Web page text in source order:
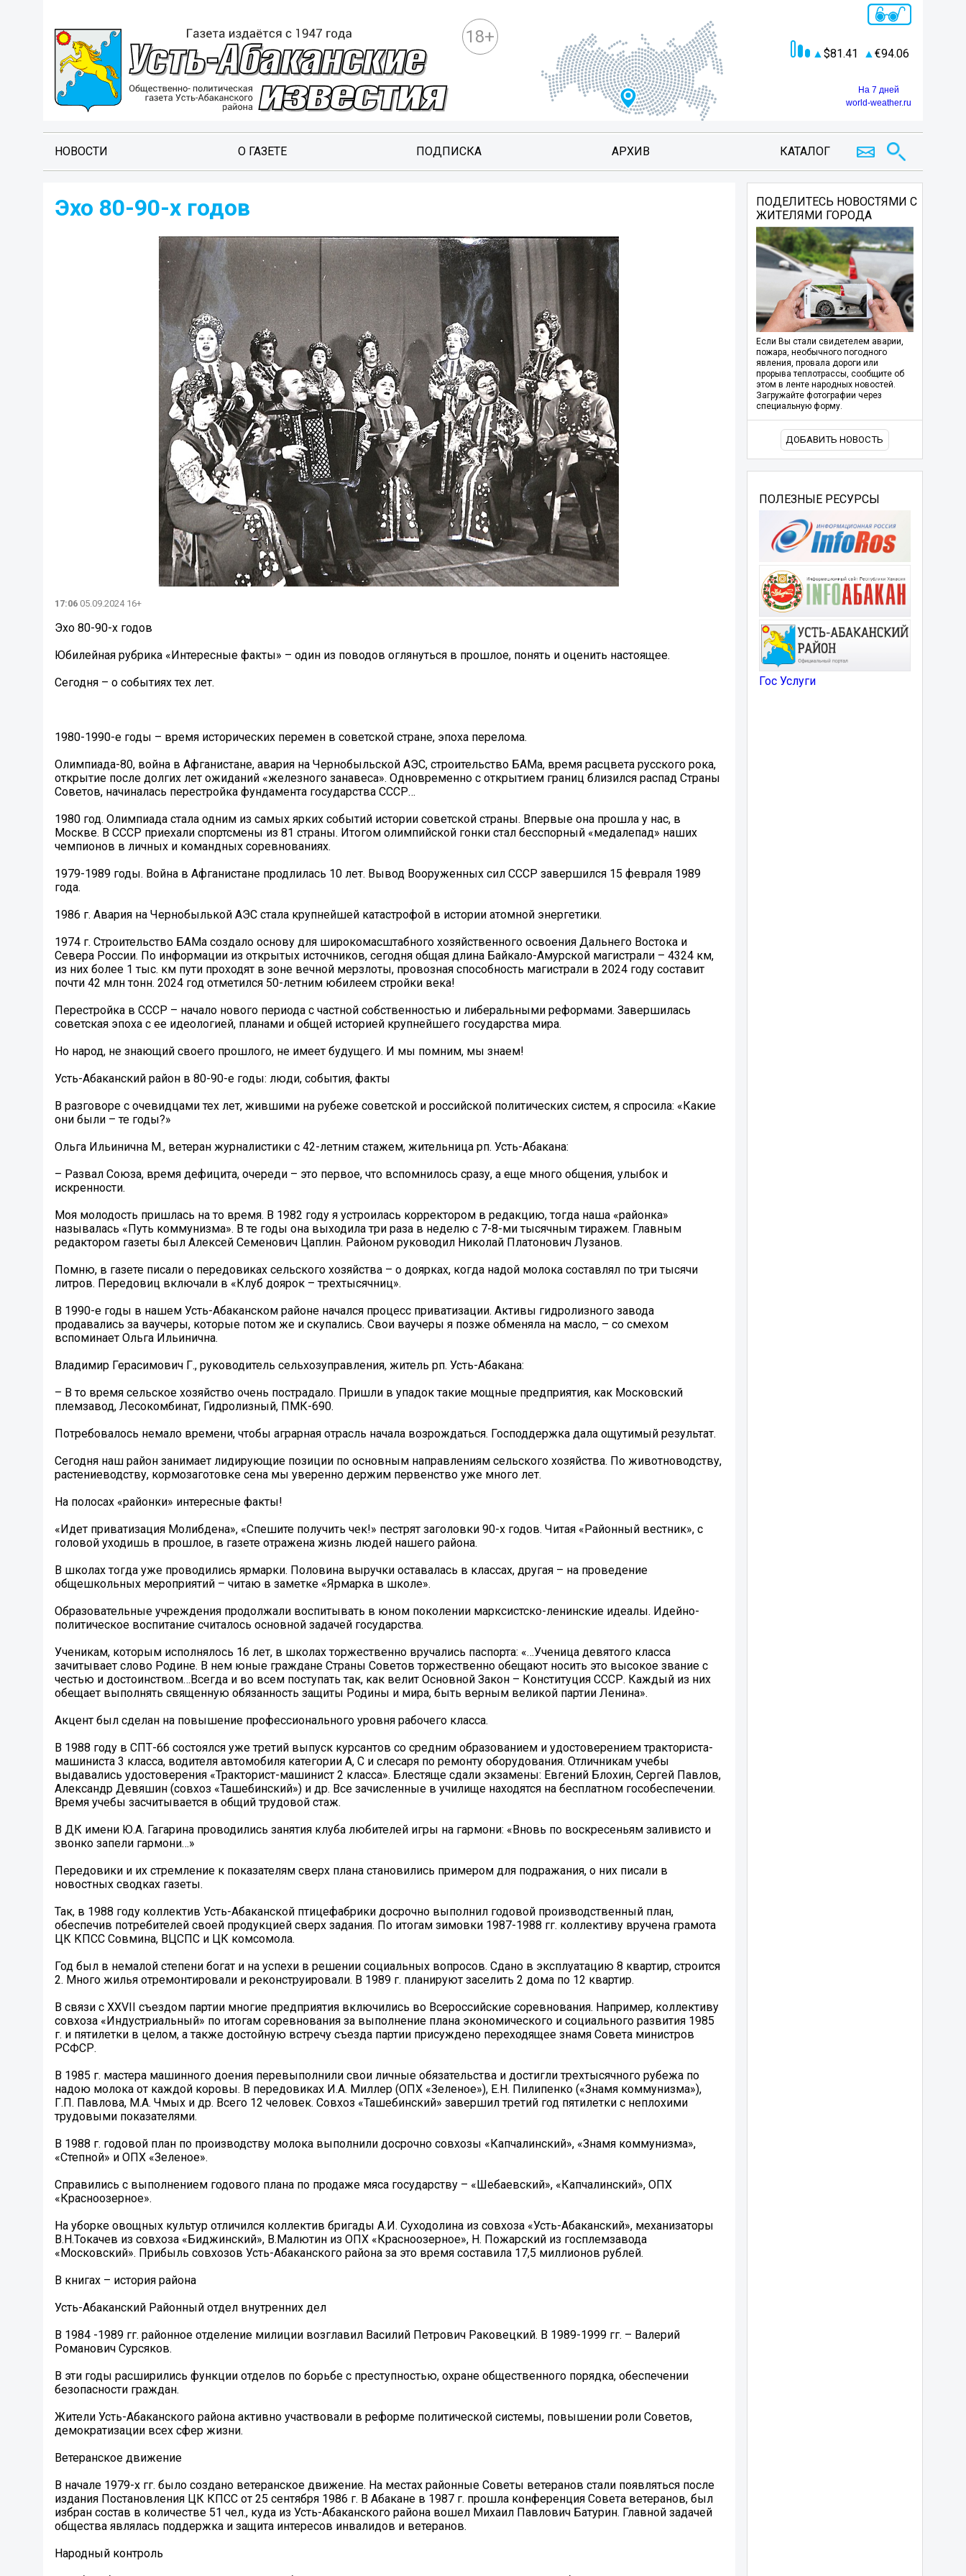
18+
81.41 94.06
На 7 дней
world-weather.ru
НОВОСТИ О ГАЗЕТЕ ПОДПИСКА АРХИВ КАТАЛОГ
Эхо 80-90-х годов
17:06 05.09.2024 16+
Эхо 80-90-х годов
Юбилейная рубрика «Интересные факты» – один из поводов оглянуться в прошлое, понять и оценить настоящее.
Сегодня – о событиях тех лет.
1980-1990-е годы – время исторических перемен в советской стране, эпоха перелома.
Олимпиада-80, война в Афганистане, авария на Чернобыльской АЭС, строительство БАМа, время расцвета русского рока,
открытие после долгих лет ожиданий «железного занавеса». Одновременно с открытием границ близился распад Страны
Советов, начиналась перестройка фундамента государства СССР…
1980 год. Олимпиада стала одним из самых ярких событий истории советской страны. Впервые она прошла у нас, в
Москве. В СССР приехали спортсмены из 81 страны. Итогом олимпийской гонки стал бесспорный «медалепад» наших
чемпионов в личных и командных соревнованиях.
1979-1989 годы. Война в Афганистане продлилась 10 лет. Вывод Вооруженных сил СССР завершился 15 февраля 1989
года.
1986 г. Авария на Чернобылькой АЭС стала крупнейшей катастрофой в истории атомной энергетики.
1974 г. Строительство БАМа создало основу для широкомасштабного хозяйственного освоения Дальнего Востока и
Севера России. По информации из открытых источников, сегодня общая длина Байкало-Амурской магистрали – 4324 км,
из них более 1 тыс. км пути проходят в зоне вечной мерзлоты, провозная способность магистрали в 2024 году составит
почти 42 млн тонн. 2024 год отметился 50-летним юбилеем стройки века!
Перестройка в СССР – начало нового периода с частной собственностью и либеральными реформами. Завершилась
советская эпоха с ее идеологией, планами и общей историей крупнейшего государства мира.
Но народ, не знающий своего прошлого, не имеет будущего. И мы помним, мы знаем!
Усть-Абаканский район в 80-90-е годы: люди, события, факты
В разговоре с очевидцами тех лет, жившими на рубеже советской и российской политических систем, я спросила: «Какие
они были – те годы?»
Ольга Ильинична М., ветеран журналистики с 42-летним стажем, жительница рп. Усть-Абакана:
– Развал Союза, время дефицита, очереди – это первое, что вспомнилось сразу, а еще много общения, улыбок и
искренности.
Моя молодость пришлась на то время. В 1982 году я устроилась корректором в редакцию, тогда наша «районка»
называлась «Путь коммунизма». В те годы она выходила три раза в неделю с 7-8-ми тысячным тиражем. Главным
редактором газеты был Алексей Семенович Цаплин. Районом руководил Николай Платонович Лузанов.
Помню, в газете писали о передовиках сельского хозяйства – о доярках, когда надой молока составлял по три тысячи
литров. Передовиц включали в «Клуб доярок – трехтысячниц».
В 1990-е годы в нашем Усть-Абаканском районе начался процесс приватизации. Активы гидролизного завода
продавались за ваучеры, которые потом же и скупались. Свои ваучеры я позже обменяла на масло, – со смехом
вспоминает Ольга Ильинична.
Владимир Герасимович Г., руководитель сельхозуправления, житель рп. Усть-Абакана:
– В то время сельское хозяйство очень пострадало. Пришли в упадок такие мощные предприятия, как Московский
племзавод, Лесокомбинат, Гидролизный, ПМК-690.
Потребовалось немало времени, чтобы аграрная отрасль начала возрождаться. Господдержка дала ощутимый результат.
Сегодня наш район занимает лидирующие позиции по основным направлениям сельского хозяйства. По животноводству,
растениеводству, кормозаготовке сена мы уверенно держим первенство уже много лет.
На полосах «районки» интересные факты!
«Идет приватизация Молибдена», «Спешите получить чек!» пестрят заголовки 90-х годов. Читая «Районный вестник», с
головой уходишь в прошлое, в газете отражена жизнь людей нашего района.
В школах тогда уже проводились ярмарки. Половина выручки оставалась в классах, другая – на проведение
общешкольных мероприятий – читаю в заметке «Ярмарка в школе».
Образовательные учреждения продолжали воспитывать в юном поколении марксистско-ленинские идеалы. Идейно-
политическое воспитание считалось основной задачей государства.
Ученикам, которым исполнялось 16 лет, в школах торжественно вручались паспорта: «…Ученица девятого класса
зачитывает слово Родине. В нем юные граждане Страны Советов торжественно обещают носить это высокое звание с
честью и достоинством…Всегда и во всем поступать так, как велит Основной Закон – Конституция СССР. Каждый из них
обещает выполнять священную обязанность защиты Родины и мира, быть верным великой партии Ленина».
Акцент был сделан на повышение профессионального уровня рабочего класса.
В 1988 году в СПТ-66 состоялся уже третий выпуск курсантов со средним образованием и удостоверением тракториста-
машиниста 3 класса, водителя автомобиля категории А, С и слесаря по ремонту оборудования. Отличникам учебы
выдавались удостоверения «Тракторист-машинист 2 класса». Блестяще сдали экзамены: Евгений Блохин, Сергей Павлов,
Александр Девяшин (совхоз «Ташебинский») и др. Все зачисленные в училище находятся на бесплатном гособеспечении.
Время учебы засчитывается в общий трудовой стаж.
В ДК имени Ю.А. Гагарина проводились занятия клуба любителей игры на гармони: «Вновь по воскресеньям заливисто и
звонко запели гармони…»
Передовики и их стремление к показателям сверх плана становились примером для подражания, о них писали в
новостных сводках газеты.
Так, в 1988 году коллектив Усть-Абаканской птицефабрики досрочно выполнил годовой производственный план,
обеспечив потребителей своей продукцией сверх задания. По итогам зимовки 1987-1988 гг. коллективу вручена грамота
ЦК КПСС Совмина, ВЦСПС и ЦК комсомола.
Год был в немалой степени богат и на успехи в решении социальных вопросов. Сдано в эксплуатацию 8 квартир, строится
2. Много жилья отремонтировали и реконструировали. В 1989 г. планируют заселить 2 дома по 12 квартир.
В связи с ХХVII съездом партии многие предприятия включились во Всероссийские соревнования. Например, коллективу
совхоза «Индустриальный» по итогам соревнования за выполнение плана экономического и социального развития 1985
г. и пятилетки в целом, а также достойную встречу съезда партии присуждено переходящее знамя Совета министров
РСФСР.
В 1985 г. мастера машинного доения перевыполнили свои личные обязательства и достигли трехтысячного рубежа по
надою молока от каждой коровы. В передовиках И.А. Миллер (ОПХ «Зеленое»), Е.Н. Пилипенко («Знамя коммунизма»),
Г.П. Павлова, М.А. Чмых и др. Всего 12 человек. Совхоз «Ташебинский» завершил третий год пятилетки с неплохими
трудовыми показателями.
В 1988 г. годовой план по производству молока выполнили досрочно совхозы «Капчалинский», «Знамя коммунизма»,
«Степной» и ОПХ «Зеленое».
Справились с выполнением годового плана по продаже мяса государству – «Шебаевский», «Капчалинский», ОПХ
«Красноозерное».
На уборке овощных культур отличился коллектив бригады А.И. Суходолина из совхоза «Усть-Абаканский», механизаторы
В.Н.Токачев из совхоза «Биджинский», В.Малютин из ОПХ «Красноозерное», Н. Пожарский из госплемзавода
«Московский». Прибыль совхозов Усть-Абаканского района за это время составила 17,5 миллионов рублей.
В книгах – история района
Усть-Абаканский Районный отдел внутренних дел
В 1984 -1989 гг. районное отделение милиции возглавил Василий Петрович Раковецкий. В 1989-1999 гг. – Валерий
Романович Сурсяков.
В эти годы расширились функции отделов по борьбе с преступностью, охране общественного порядка, обеспечении
безопасности граждан.
Жители Усть-Абаканского района активно участвовали в реформе политической системы, повышении роли Советов,
демократизации всех сфер жизни.
Ветеранское движение
В начале 1979-х гг. было создано ветеранское движение. На местах районные Советы ветеранов стали появляться после
издания Постановления ЦК КПСС от 25 сентября 1986 г. В Абакане в 1987 г. прошла конференция Совета ветеранов, был
избран состав в количестве 51 чел., куда из Усть-Абаканского района вошел Михаил Павлович Батурин. Главной задачей
общества являлась поддержка и защита интересов инвалидов и ветеранов.
Народный контроль
ПОДЕЛИТЕСЬ НОВОСТЯМИ С
ЖИТЕЛЯМИ ГОРОДА
Если Вы стали свидетелем аварии,
пожара, необычного погодного
явления, провала дороги или
прорыва теплотрассы, сообщите об
этом в ленте народных новостей.
Загружайте фотографии через
специальную форму.
ДОБАВИТЬ НОВОСТЬ
ПОЛЕЗНЫЕ РЕСУРСЫ
Гос Услуги